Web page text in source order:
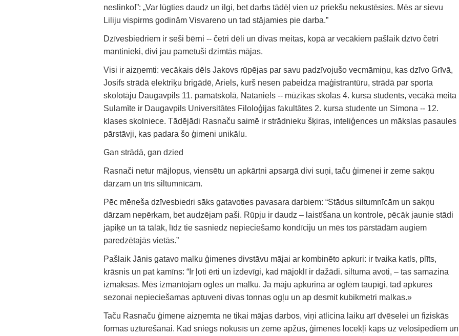
neslinko!”: „Var lūgties daudz un ilgi, bet darbs tādēļ vien uz priekšu nekustēsies. Mēs ar sievu
Liliju vispirms godinām Visvareno un tad stājamies pie darba.”
Dzīvesbiedriem ir seši bērni -- četri dēli un divas meitas, kopā ar vecākiem pašlaik dzīvo četri
mantinieki, divi jau pametuši dzimtās mājas.
Visi ir aizņemti: vecākais dēls Jakovs rūpējas par savu padzīvojušo vecmāmiņu, kas dzīvo Grīvā,
Josifs strādā elektriķu brigādē, Ariels, kurš nesen pabeidza maģistrantūru, strādā par sporta
skolotāju Daugavpils 11. pamatskolā, Nataniels -- mūzikas skolas 4. kursa students, vecākā meita
Sulamīte ir Daugavpils Universitātes Filoloģijas fakultātes 2. kursa studente un Simona -- 12.
klases skolniece. Tādējādi Rasnaču saimē ir strādnieku šķiras, inteliģences un mākslas pasaules
pārstāvji, kas padara šo ģimeni unikālu.
Gan strādā, gan dzied
Rasnači netur mājlopus, viensētu un apkārtni apsargā divi suņi, taču ģimenei ir zeme sakņu
dārzam un trīs siltumnīcām.
Pēc mēneša dzīvesbiedri sāks gatavoties pavasara darbiem: “Stādus siltumnīcām un sakņu
dārzam nepērkam, bet audzējam paši. Rūpju ir daudz – laistīšana un kontrole, pēcāk jaunie stādi
jāpiķē un tā tālāk, līdz tie sasniedz nepieciešamo kondīciju un mēs tos pārstādām augiem
paredzētajās vietās.”
Pašlaik Jānis gatavo malku ģimenes divstāvu mājai ar kombinēto apkuri: ir tvaika katls, plīts,
krāsnis un pat kamīns: “Ir ļoti ērti un izdevīgi, kad mājoklī ir dažādi. siltuma avoti, – tas samazina
izmaksas. Mēs izmantojam ogles un malku. Ja māju apkurina ar oglēm taupīgi, tad apkures
sezonai nepieciešamas aptuveni divas tonnas ogļu un ap desmit kubikmetri malkas.»
Taču Rasnaču ģimene aizņemta ne tikai mājas darbos, viņi atlicina laiku arī dvēselei un fiziskās
formas uzturēšanai. Kad sniegs nokusīs un zeme apžūs, ģimenes locekļi kāps uz velosipēdiem un